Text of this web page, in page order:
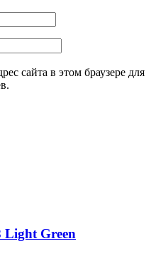
сайта в этом браузере для
Light Green